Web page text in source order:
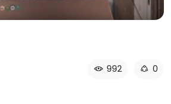
992 0